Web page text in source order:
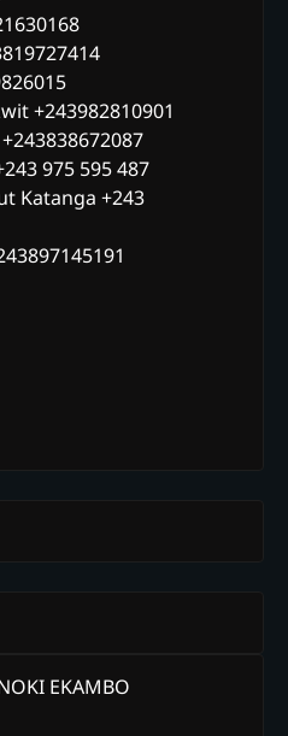
+243982810901
975 595 487
Katanga +243
EKAMBO